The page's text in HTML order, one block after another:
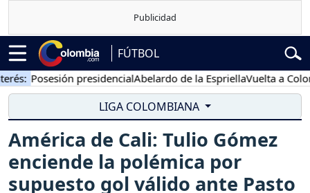
FÚTBOL
Posesión presidencialAbelardo de la EspriellaVuelta a Colombia
LIGA COLOMBIANA
América de Cali: Tulio Gómez
enciende la polémica por
supuesto gol válido ante Pasto